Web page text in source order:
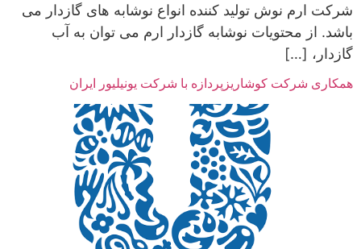
شرکت ارم نوش تولید کننده انواع نوشابه های گازدار می
باشد. از محتویات نوشابه گازدار ارم می توان به آب
گازدار، […]
همکاری شرکت کوشاریزپردازه با شرکت یونیلیور ایران